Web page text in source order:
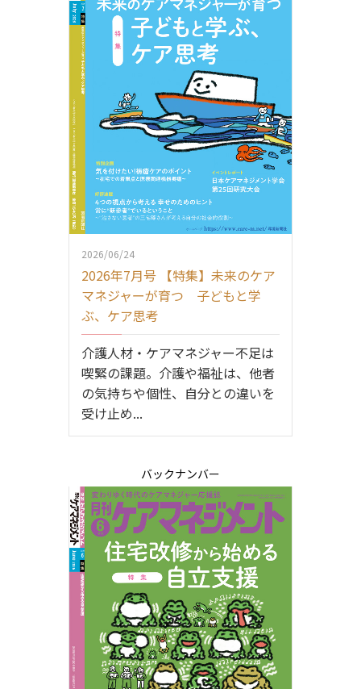
2026/06/24
2026年7月号 【特集】未来のケア
マネジャーが育つ 子どもと学
ぶ、ケア思考
介護人材・ケアマネジャー不足は
喫緊の課題。介護や福祉は、他者
の気持ちや個性、自分との違いを
受け止め...
バックナンバー